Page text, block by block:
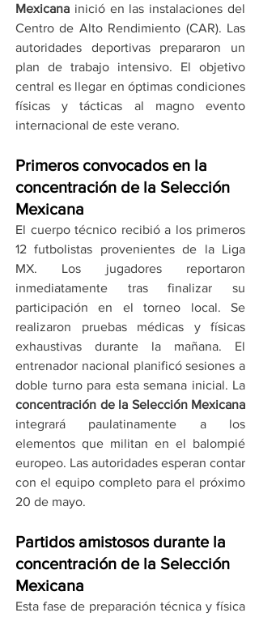
Mexicana inició en las instalaciones del
Centro de Alto Rendimiento (CAR). Las
autoridades deportivas prepararon un
plan de trabajo intensivo. El objetivo
central es llegar en óptimas condiciones
físicas y tácticas al magno evento
internacional de este verano.
Primeros convocados en la
concentración de la Selección
Mexicana
El cuerpo técnico recibió a los primeros
12 futbolistas provenientes de la Liga
MX. Los jugadores reportaron
inmediatamente tras finalizar su
participación en el torneo local. Se
realizaron pruebas médicas y físicas
exhaustivas durante la mañana. El
entrenador nacional planificó sesiones a
concentración de la Selección Mexicana
integrará paulatinamente a los
elementos que militan en el balompié
europeo. Las autoridades esperan contar
con el equipo completo para el próximo
20 de mayo.
Partidos amistosos durante la
concentración de la Selección
Mexicana
Esta fase de preparación técnica y física